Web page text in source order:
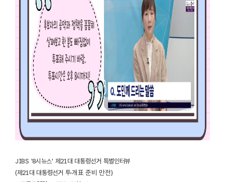
JIBS '8시뉴스' 제21대 대통령선거 특별인터뷰
(제21대 대통령선거 투·개표 준비 만전)